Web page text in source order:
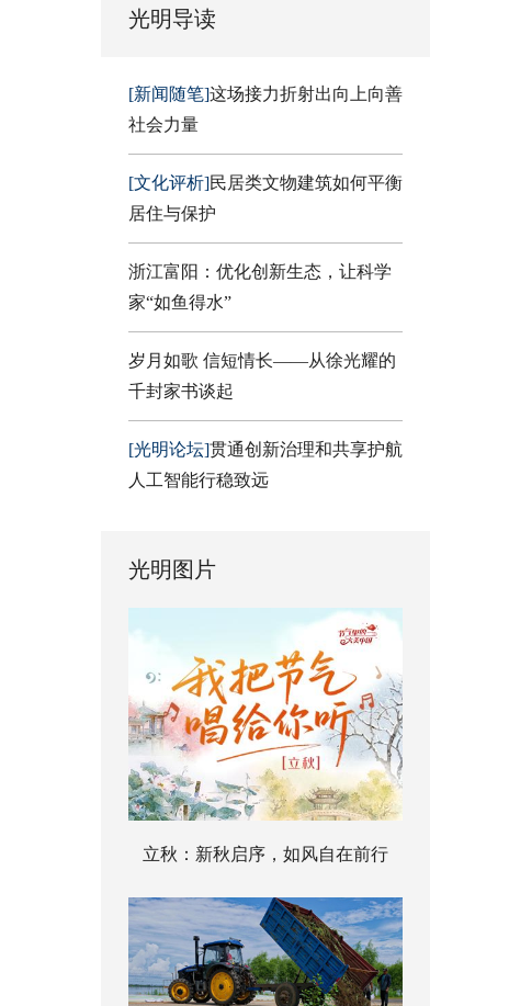
光明导读
[新闻随笔]这场接力折射出向上向善
社会力量
[文化评析]民居类文物建筑如何平衡
居住与保护
浙江富阳：优化创新生态，让科学
家“如鱼得水”
岁月如歌 信短情长——从徐光耀的
千封家书谈起
[光明论坛]贯通创新治理和共享护航
人工智能行稳致远
光明图片
立秋：新秋启序，如风自在前行